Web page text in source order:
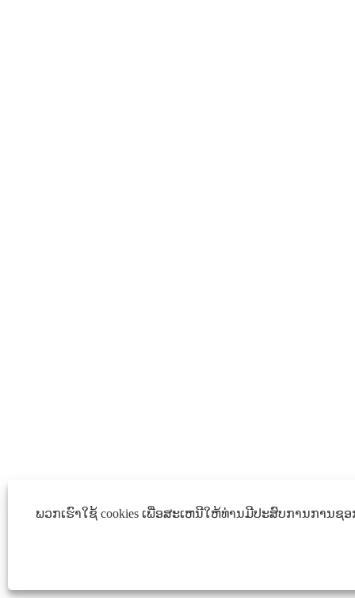
ພວກເຮົາໃຊ້ cookies ເພື່ອສະເຫນີໃຫ້ທ່ານມີປະສົບການການຊ